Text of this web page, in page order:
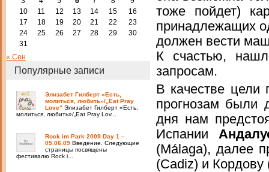
тоже пойдет)
принадлежащих
должен вести
К счастью,
запросам.
В качестве
прогнозам были
дня нам
Испании
(Málaga), далее
(Cadiz) и
10
11 12 13 14 15
16
17
18 19 20 21 22
23
24
25 26 27 28 29
30
31
« Сен
Популярные записи
Элизабет Гилберт «Есть,
молиться, любить»/„Eat Pray
Love“ Элизабет Гилберт «Есть,
молиться, любить»/„Eat Pray Lov...
Rock im Park 2009 Day 1 –
05.06.09 Введение. Следующие
страницы посвящены
фестивалю Rock i...